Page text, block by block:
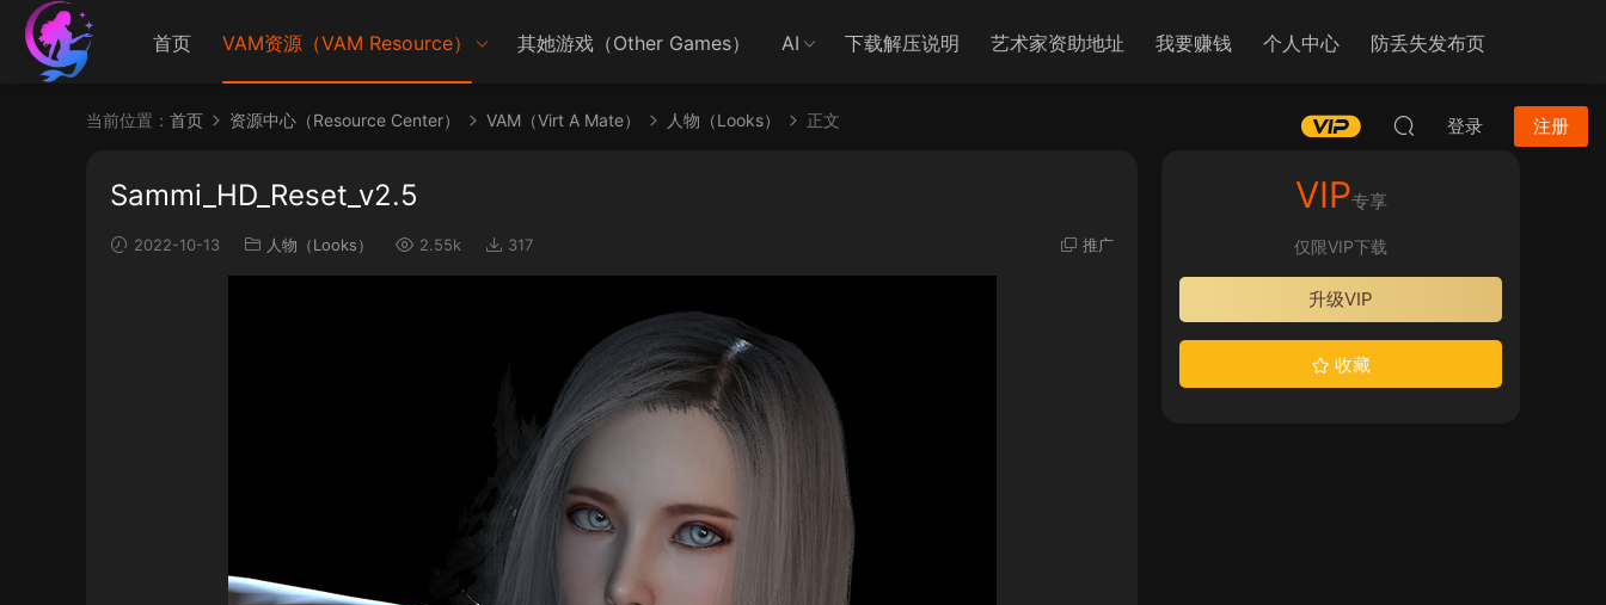
首页 VAM资源（VAM Resource） 其她游戏（Other Games） AI 下载解压说明 艺术家资助地址 我要赚钱 个人中心 防丢失发布页
登录 注册
当前位置： 首页 资源中心（Resource Center） VAM（Virt A Mate） 人物（Looks） 正文
Sammi_HD_Reset_v2.5
2022-10-13 人物（Looks） 2.55k 317 推广
VIP专享
仅限VIP下载
升级VIP
收藏